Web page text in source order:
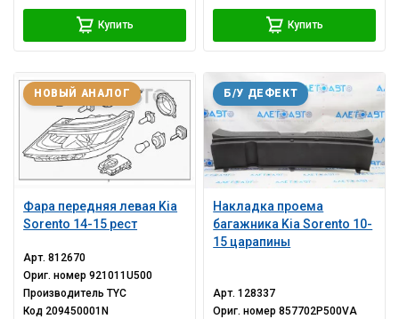
Купить Купить
Фара передняя левая Kia
Sorento 14-15 рест
НОВЫЙ АНАЛОГ
Арт.812670
Ориг. номер921011U500
ПроизводительTYC
Код 209450001N
Накладка проема
багажника Kia Sorento 10-
15 царапины
Б/У ДЕФЕКТ
Арт.128337
Ориг. номер857702P500VA